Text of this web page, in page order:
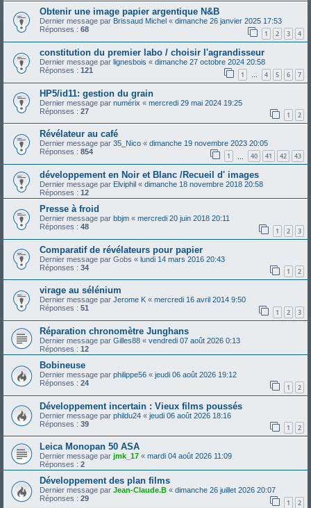
Obtenir une image papier argentique N&B
Dernier message par Brissaud Michel « dimanche 26 janvier 2025 17:53
Réponses : 68 1 2 3 4
constitution du premier labo / choisir l'agrandisseur
Dernier message par lignesbois « dimanche 27 octobre 2024 20:58
Réponses : 121 1 … 4 5 6 7
HP5/id11: gestion du grain
Dernier message par numérix « mercredi 29 mai 2024 19:25
Réponses : 27 1 2
Révélateur au café
Dernier message par 35_Nico « dimanche 19 novembre 2023 20:05
Réponses : 854 1 40 41 42 43
développement en Noir et Blanc /Recueil d' images
Dernier message par Elviphil « dimanche 18 novembre 2018 20:58
Réponses : 12
Presse à froid
Dernier message par bbjm « mercredi 20 juin 2018 20:11
Réponses : 48 1 2 3
Comparatif de révélateurs pour papier
Dernier message par Gobs « lundi 14 mars 2016 20:43
Réponses : 34 1 2
virage au sélénium
Dernier message par Jerome K « mercredi 16 avril 2014 9:50
Réponses : 51 1 2 3
Réparation chronomètre Junghans
Dernier message par Gilles88 « vendredi 07 août 2026 0:13
Réponses : 12
Bobineuse
Dernier message par philippe56 « jeudi 06 août 2026 19:12
Réponses : 24 1 2
Développement incertain : Vieux films poussés
Dernier message par phildu24 « jeudi 06 août 2026 18:16
Réponses : 39 1 2
Leica Monopan 50 ASA
Dernier message par jmk_17 « mardi 04 août 2026 11:09
Réponses : 2
Développement des plan films
Dernier message par Jean-Claude.B « dimanche 26 juillet 2026 20:07
Réponses : 29 1 2